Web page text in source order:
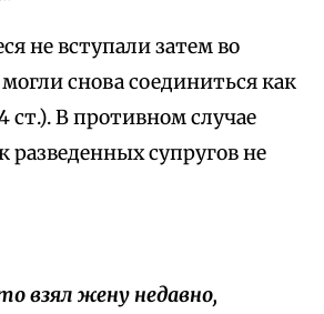
не вступали затем во
снова соединиться как
В противном случае
разведенных супругов не
взял жену недавно,